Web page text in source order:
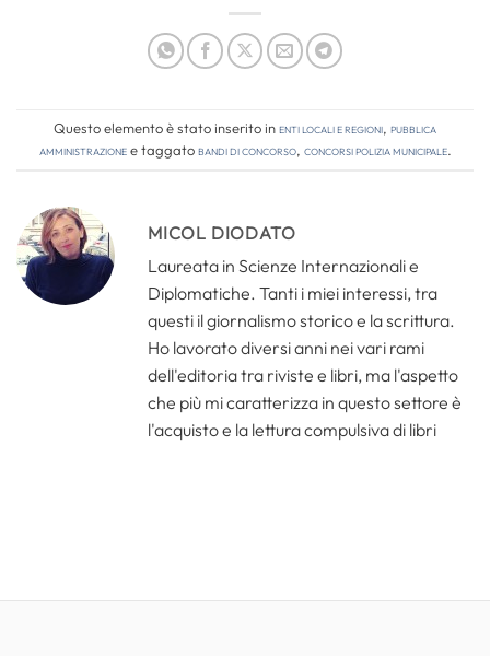
Questo elemento è stato inserito inEnti locali e regioni, Pubblica
amministrazionee taggatobandi di concorso, concorsi polizia municipale.
MICOL DIODATO
Laureata in Scienze Internazionali e
Diplomatiche. Tanti i miei interessi, tra
questi il giornalismo storico e la scrittura.
Ho lavorato diversi anni nei vari rami
dell'editoria tra riviste e libri, ma l'aspetto
che più mi caratterizza in questo settore è
l'acquisto e la lettura compulsiva di libri